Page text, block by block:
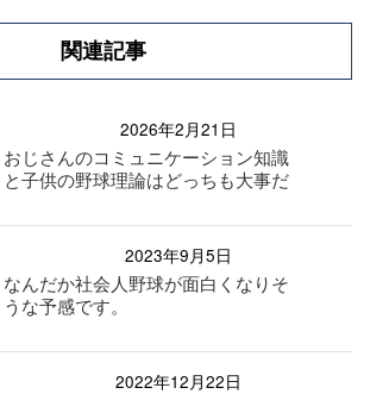
関連記事
2026年2月21日
おじさんのコミュニケーション知識
と子供の野球理論はどっちも大事だ
2023年9月5日
なんだか社会人野球が面白くなりそ
うな予感です。
2022年12月22日